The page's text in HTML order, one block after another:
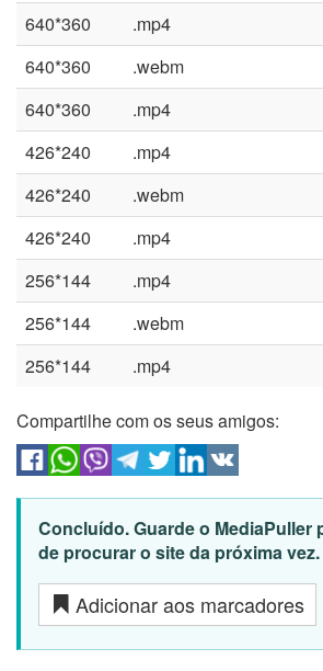
640*360
.mp4
640*360
.webm
640*360
.mp4
426*240
.mp4
426*240
.webm
426*240
.mp4
256*144
.mp4
256*144
.webm
256*144
.mp4
Compartilhe com os seus amigos:
Concluído. Guarde o MediaPuller
de procurar o site da próxima vez.
Adicionar aos marcadores